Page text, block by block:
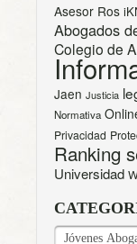
Asesor Ros
Abogados
Colegio de
Jaen Justicia
Normativa
Privacidad
Ranking
Universidad